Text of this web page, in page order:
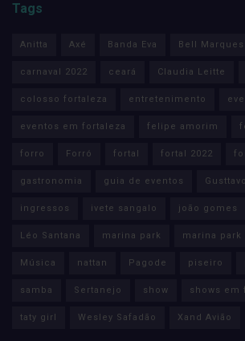
Tags
Anitta Axé Banda Eva Bell Marques
carnaval 2022 ceará Claudia Leitte
colosso fortaleza entretenimento
eventos em fortaleza felipe amorim
forro Forró fortal fortal 2022
gastronomia guia de eventos
ingressos ivete sangalo joão gomes
Léo Santana marina park marina park
Música nattan Pagode piseiro
samba Sertanejo show shows em
taty girl Wesley Safadão Xand Avião